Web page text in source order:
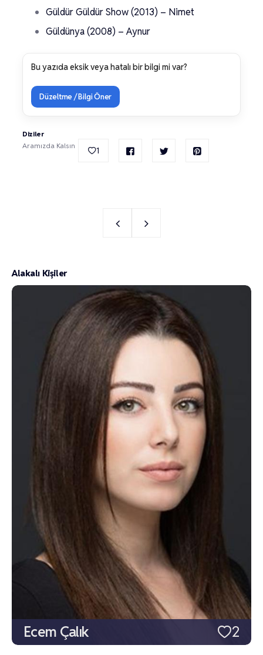
Güldür Güldür Show (2013) – Nimet
Güldünya (2008) – Aynur
Bu yazıda eksik veya hatalı bir bilgi mi var?
Düzeltme / Bilgi Öner
Diziler
Aramızda Kalsın
1
Alakalı Kişiler
2
Ecem Çalık